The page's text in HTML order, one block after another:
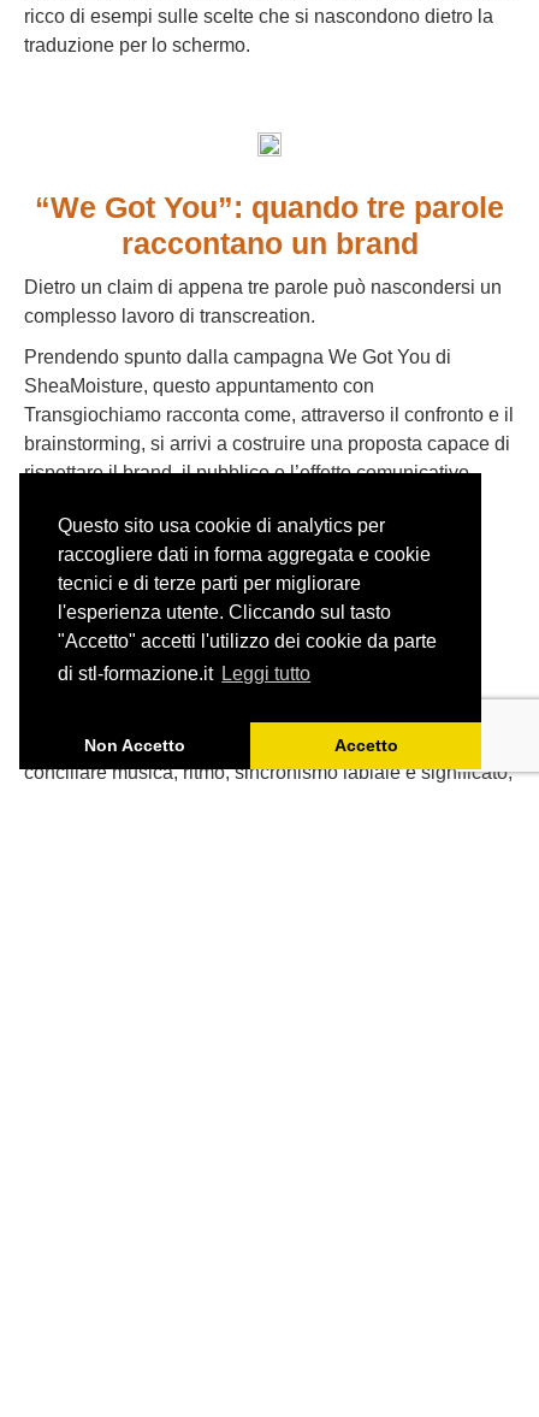
Questo sito usa cookie di analytics per
raccogliere dati in forma aggregata e cookie
tecnici e di terze parti per migliorare
l'esperienza utente. Cliccando sul tasto
"Accetto" accetti l'utilizzo dei cookie da parte
di stl-formazione.it Leggi tutto
Non Accetto Accetto
ricco di esempi sulle scelte che si nascondono dietro la
traduzione per lo schermo.
“We Got You”: quando tre parole
raccontano un brand
Dietro un claim di appena tre parole può nascondersi un
complesso lavoro di transcreation.
Prendendo spunto dalla campagna We Got You di
SheaMoisture, questo appuntamento con
Transgiochiamo racconta come, attraverso il confronto e il
brainstorming, si arrivi a costruire una proposta capace di
rispettare il brand, il pubblico e l’effetto comunicativo
Adattare una canzone: il caso
Tradurre una canzone per il doppiaggio significa
conciliare musica, ritmo, sincronismo labiale e significato,